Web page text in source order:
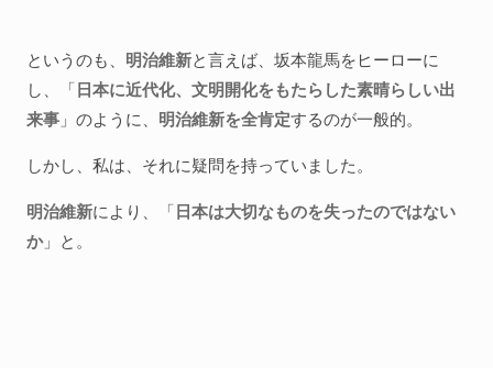
というのも、 明治維新と言えば、坂本龍馬をヒーローに
し、「日本に近代化、文明開化をもたらした素晴らしい出
来事 」のように、 明治維新を全肯定するのが一般的。
しかし、私は、それに疑問を持っていました。
明治維新により、「日本は大切なものを失ったのではない
か」と。